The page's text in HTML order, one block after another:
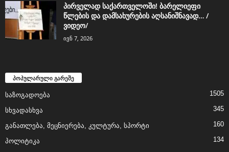
პირველად საქართველოში! ბარელიეფი
წლების და დამსახურების აღსანიშნავად… /
ვიდეო/
ივნ 7, 2026
პოპულარული გარეშე
საზოგადოება 1505
სხვადასხვა 345
განათლება, მეცნიერება, კულტურა, სპორტი 160
პოლიტიკა
134